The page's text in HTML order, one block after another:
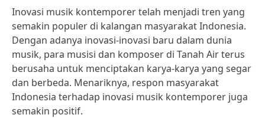
Inovasi musik kontemporer telah menjadi tren yang
semakin populer di kalangan masyarakat Indonesia.
Dengan adanya inovasi-inovasi baru dalam dunia
musik, para musisi dan komposer di Tanah Air terus
berusaha untuk menciptakan karya-karya yang segar
dan berbeda. Menariknya, respon masyarakat
Indonesia terhadap inovasi musik kontemporer juga
semakin positif.